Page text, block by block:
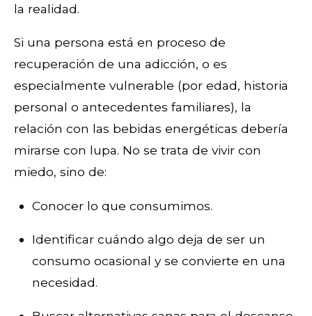
la realidad.
Si una persona está en proceso de
recuperación de una adicción, o es
especialmente vulnerable (por edad, historia
personal o antecedentes familiares), la
relación con las bebidas energéticas debería
mirarse con lupa. No se trata de vivir con
miedo, sino de:
Conocer lo que consumimos.
Identificar cuándo algo deja de ser un
consumo ocasional y se convierte en una
necesidad.